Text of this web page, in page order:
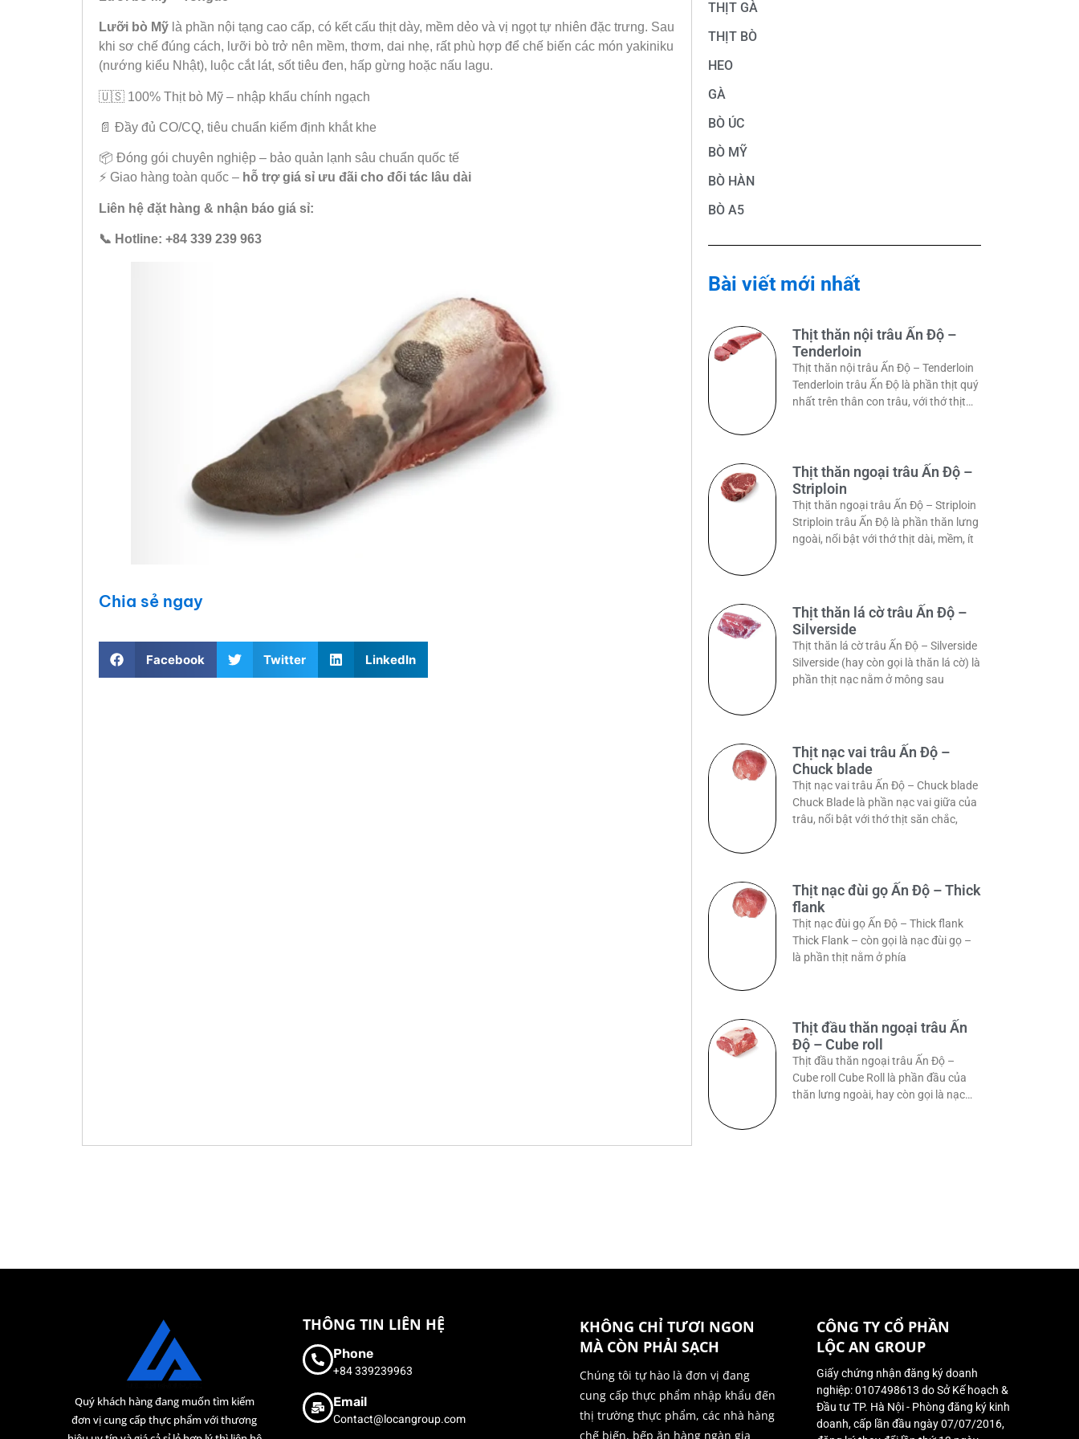
Lưỡi bò Mỹ là phần nội tạng cao cấp, có kết cấu thịt dày, mềm dẻo và vị ngọt tự nhiên đặc trưng. Sau
khi sơ chế đúng cách, lưỡi bò trở nên mềm, thơm, dai nhẹ, rất phù hợp để chế biến các món yakiniku
(nướng kiểu Nhật), luộc cắt lát, sốt tiêu đen, hấp gừng hoặc nấu lagu.
🇺🇸 100% Thịt bò Mỹ – nhập khẩu chính ngạch
📄 Đầy đủ CO/CQ, tiêu chuẩn kiểm định khắt khe
📦 Đóng gói chuyên nghiệp – bảo quản lạnh sâu chuẩn quốc tế
⚡ Giao hàng toàn quốc – hỗ trợ giá sỉ ưu đãi cho đối tác lâu dài
Liên hệ đặt hàng & nhận báo giá sỉ:
📞 Hotline: +84 339 239 963
Chia sẻ ngay
Facebook Twitter LinkedIn
THỊT GÀ
THỊT BÒ
HEO
GÀ
BÒ ÚC
BÒ MỸ
BÒ HÀN
BÒ A5
Bài viết mới nhất
Thịt thăn nội trâu Ấn Độ –
Tenderloin
Thịt thăn nội trâu Ấn Độ – Tenderloin
Tenderloin trâu Ấn Độ là phần thịt quý
nhất trên thân con trâu, với thớ thịt
Thịt thăn ngoại trâu Ấn Độ –
Striploin
Thịt thăn ngoại trâu Ấn Độ – Striploin
Striploin trâu Ấn Độ là phần thăn lưng
ngoài, nổi bật với thớ thịt dài, mềm, ít
Thịt thăn lá cờ trâu Ấn Độ –
Silverside
Thịt thăn lá cờ trâu Ấn Độ – Silverside
Silverside (hay còn gọi là thăn lá cờ) là
phần thịt nạc nằm ở mông sau
Thịt nạc vai trâu Ấn Độ –
Chuck blade
Thịt nạc vai trâu Ấn Độ – Chuck blade
Chuck Blade là phần nạc vai giữa của
trâu, nổi bật với thớ thịt săn chắc,
Thịt nạc đùi gọ Ấn Độ – Thick
flank
Thịt nạc đùi gọ Ấn Độ – Thick flank
Thick Flank – còn gọi là nạc đùi gọ –
là phần thịt nằm ở phía
Thịt đầu thăn ngoại trâu Ấn
Độ – Cube roll
Thịt đầu thăn ngoại trâu Ấn Độ –
Cube roll Cube Roll là phần đầu của
thăn lưng ngoài, hay còn gọi là nạc
Quý khách hàng đang muốn tìm kiếm
đơn vị cung cấp thực phẩm với thương
THÔNG TIN LIÊN HỆ
Phone
+84 339239963
Email
Contact@locangroup.com
KHÔNG CHỈ TƯƠI NGON
MÀ CÒN PHẢI SẠCH
Chúng tôi tự hào là đơn vị đang
cung cấp thực phẩm nhập khẩu đến
thị trường thực phẩm, các nhà hàng
chế biến, bếp ăn hàng ngàn gia
CÔNG TY CỔ PHẦN
LỘC AN GROUP
Giấy chứng nhận đăng ký doanh
nghiệp: 0107498613 do Sở Kế hoạch &
Đầu tư TP. Hà Nội - Phòng đăng ký kinh
doanh, cấp lần đầu ngày 07/07/2016,